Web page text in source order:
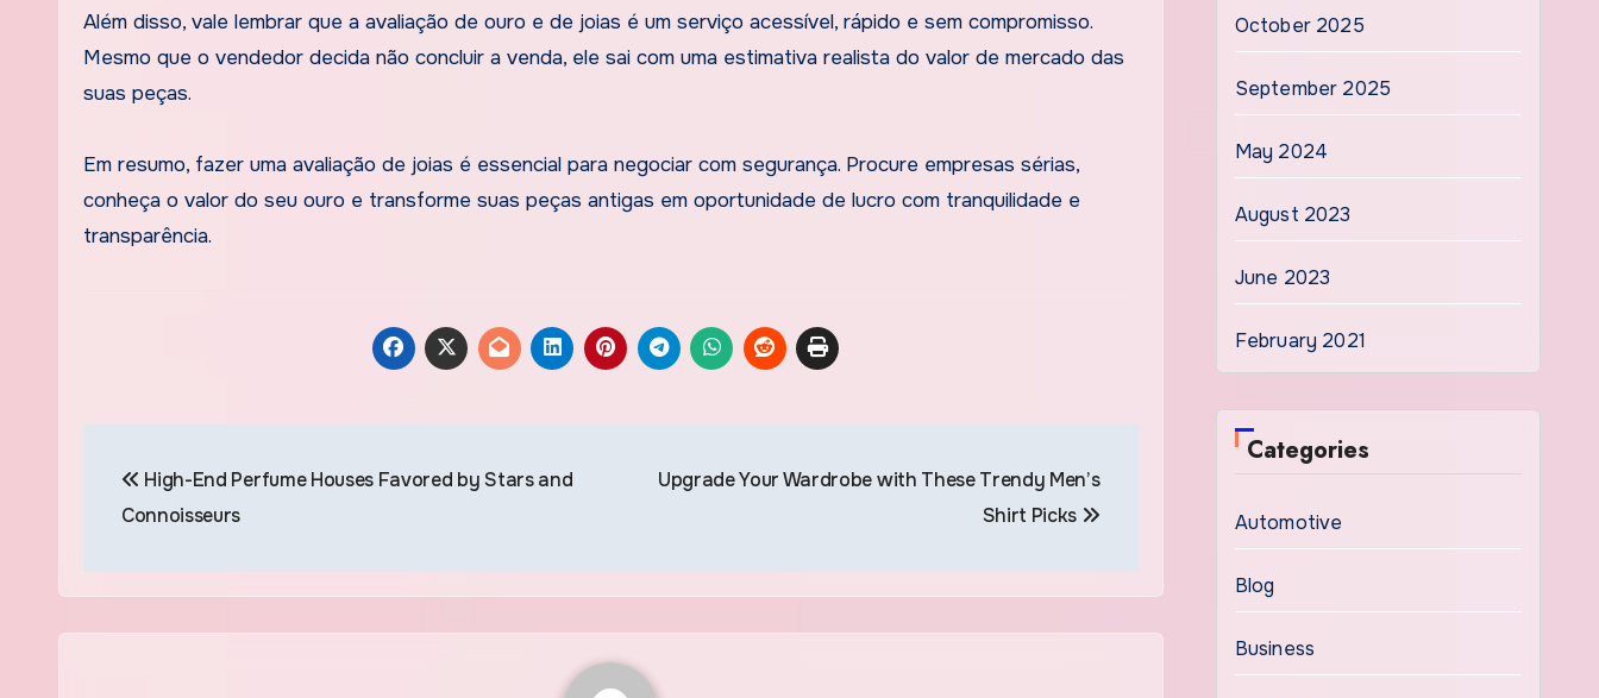
Além disso, vale lembrar que a avaliação de ouro e de joias é um serviço acessível, rápido e sem compromisso.
Mesmo que o vendedor decida não concluir a venda, ele sai com uma estimativa realista do valor de mercado das
suas peças.
Em resumo, fazer uma avaliação de joias é essencial para negociar com segurança. Procure empresas sérias,
conheça o valor do seu ouro e transforme suas peças antigas em oportunidade de lucro com tranquilidade e
transparência.
navigation
High-End Perfume Houses Favored by Stars and
Connoisseurs
Upgrade Your Wardrobe with These Trendy Men’s
Shirt Picks
October 2025
September 2025
May 2024
August 2023
June 2023
February 2021
Categories
Automotive
Blog
Business